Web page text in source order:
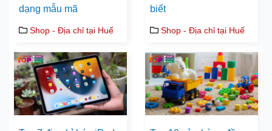
dạng mẫu mã
Shop - Địa chỉ tại Huế
biết
Shop - Địa chỉ tại Huế